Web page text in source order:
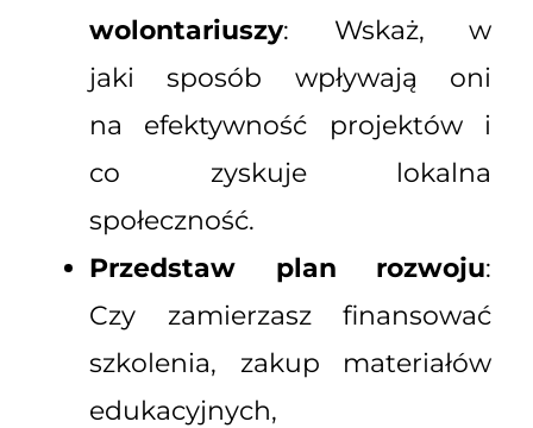
wolontariuszy: Wskaż, w
jaki sposób wpływają oni
na efektywność projektów i
co zyskuje lokalna
społeczność.
Przedstaw plan rozwoju:
Czy zamierzasz finansować
szkolenia, zakup materiałów
edukacyjnych,